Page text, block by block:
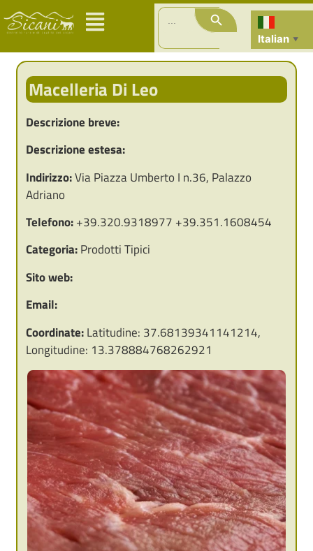
Search
for:
Search Button
Italian ▼
Macelleria Di Leo
Descrizione breve:
Descrizione estesa:
Indirizzo:Via Piazza Umberto I n.36, Palazzo
Adriano
Telefono:+39.320.9318977 +39.351.1608454
Categoria:Prodotti Tipici
Sito web:
Email:
Coordinate:Latitudine: 37.68139341141214,
Longitudine: 13.378884768262921